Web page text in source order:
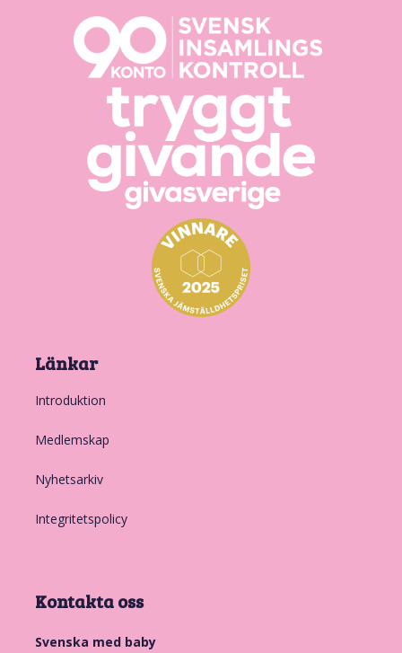
Länkar
Introduktion
Medlemskap
Nyhetsarkiv
Integritetspolicy
Kontakta oss
Svenska med baby